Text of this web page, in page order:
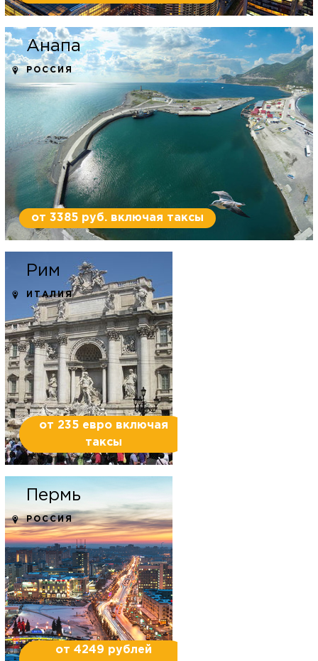
Анапа
РОССИЯ
от 3385 руб. включая таксы
Рим
ИТАЛИЯ
от 235 евро включая
таксы
Пермь
РОССИЯ
от 4249 рублей